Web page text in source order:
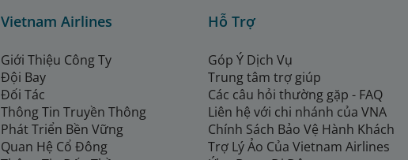
Vietnam Airlines
Giới Thiệu Công Ty
Đội Bay
Đối Tác
Thông Tin Truyền Thông
Phát Triển Bền Vững
Quan Hệ Cổ Đông
Hỗ Trợ
Góp Ý Dịch Vụ
Trung tâm trợ giúp
Các câu hỏi thường gặp - FAQ
Liên hệ với chi nhánh của VNA
Chính Sách Bảo Vệ Hành Khách
Trợ Lý Ảo Của Vietnam Airlines